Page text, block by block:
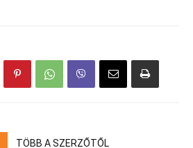
TÖBB A SZERZŐTŐL